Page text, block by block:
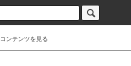
コンテンツを見る